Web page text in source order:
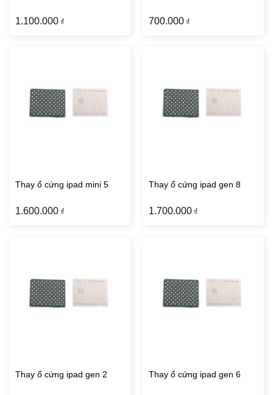
1.100.000 ₫ 700.000 ₫
Thay ổ cứng ipad mini 5
1.600.000 ₫
Thay ổ cứng ipad gen 8
1.700.000 ₫
Thay ổ cứng ipad gen 2 Thay ổ cứng ipad gen 6